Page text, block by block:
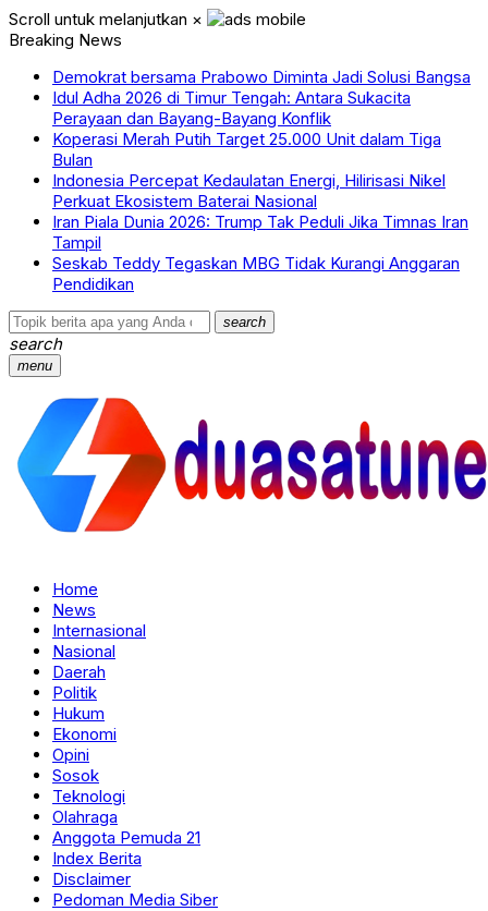
Scroll untuk melanjutkan ×
Breaking News
Demokrat bersama Prabowo Diminta Jadi Solusi Bangsa
Idul Adha 2026 di Timur Tengah: Antara Sukacita
Perayaan dan Bayang-Bayang Konflik
Koperasi Merah Putih Target 25.000 Unit dalam Tiga
Bulan
Indonesia Percepat Kedaulatan Energi, Hilirisasi Nikel
Perkuat Ekosistem Baterai Nasional
Iran Piala Dunia 2026: Trump Tak Peduli Jika Timnas Iran
Tampil
Seskab Teddy Tegaskan MBG Tidak Kurangi Anggaran
Pendidikan
search
search
menu
Home
News
Internasional
Nasional
Daerah
Politik
Hukum
Ekonomi
Opini
Sosok
Teknologi
Olahraga
Anggota Pemuda 21
Index Berita
Disclaimer
Pedoman Media Siber